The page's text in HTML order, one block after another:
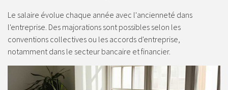
Le salaire évolue chaque année avec l'ancienneté dans
l'entreprise. Des majorations sont possibles selon les
conventions collectives ou les accords d'entreprise,
notamment dans le secteur bancaire et financier.